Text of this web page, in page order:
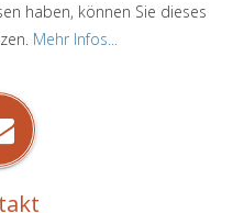
haben, können Sie dieses
Mehr Infos...